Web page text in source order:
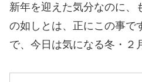
新年を迎えた気分なのに、
の如しとは、正にこの事で
で、今日は気になる冬・２